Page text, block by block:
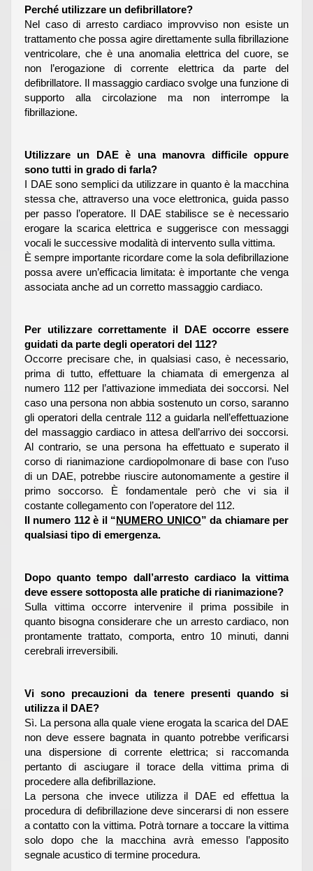
Perché utilizzare un defibrillatore?
Nel caso di arresto cardiaco improvviso non esiste un
trattamento che possa agire direttamente sulla fibrillazione
ventricolare, che è una anomalia elettrica del cuore, se
non l’erogazione di corrente elettrica da parte del
defibrillatore. Il massaggio cardiaco svolge una funzione di
supporto alla circolazione ma non interrompe la
fibrillazione.
Utilizzare un DAE è una manovra difficile oppure
sono tutti in grado di farla?
I DAE sono semplici da utilizzare in quanto è la macchina
stessa che, attraverso una voce elettronica, guida passo
per passo l’operatore. Il DAE stabilisce se è necessario
erogare la scarica elettrica e suggerisce con messaggi
vocali le successive modalità di intervento sulla vittima.
È sempre importante ricordare come la sola defibrillazione
possa avere un’efficacia limitata: è importante che venga
associata anche ad un corretto massaggio cardiaco.
Per utilizzare correttamente il DAE occorre essere
guidati da parte degli operatori del 112?
Occorre precisare che, in qualsiasi caso, è necessario,
prima di tutto, effettuare la chiamata di emergenza al
numero 112 per l’attivazione immediata dei soccorsi. Nel
caso una persona non abbia sostenuto un corso, saranno
gli operatori della centrale 112 a guidarla nell’effettuazione
del massaggio cardiaco in attesa dell’arrivo dei soccorsi.
Al contrario, se una persona ha effettuato e superato il
corso di rianimazione cardiopolmonare di base con l’uso
di un DAE, potrebbe riuscire autonomamente a gestire il
primo soccorso. È fondamentale però che vi sia il
costante collegamento con l’operatore del 112.
Il numero 112 è il “NUMERO UNICO” da chiamare per
qualsiasi tipo di emergenza.
Dopo quanto tempo dall’arresto cardiaco la vittima
deve essere sottoposta alle pratiche di rianimazione?
Sulla vittima occorre intervenire il prima possibile in
quanto bisogna considerare che un arresto cardiaco, non
prontamente trattato, comporta, entro 10 minuti, danni
cerebrali irreversibili.
Vi sono precauzioni da tenere presenti quando si
utilizza il DAE?
Sì. La persona alla quale viene erogata la scarica del DAE
non deve essere bagnata in quanto potrebbe verificarsi
una dispersione di corrente elettrica; si raccomanda
pertanto di asciugare il torace della vittima prima di
procedere alla defibrillazione.
La persona che invece utilizza il DAE ed effettua la
procedura di defibrillazione deve sincerarsi di non essere
a contatto con la vittima. Potrà tornare a toccare la vittima
solo dopo che la macchina avrà emesso l’apposito
segnale acustico di termine procedura.